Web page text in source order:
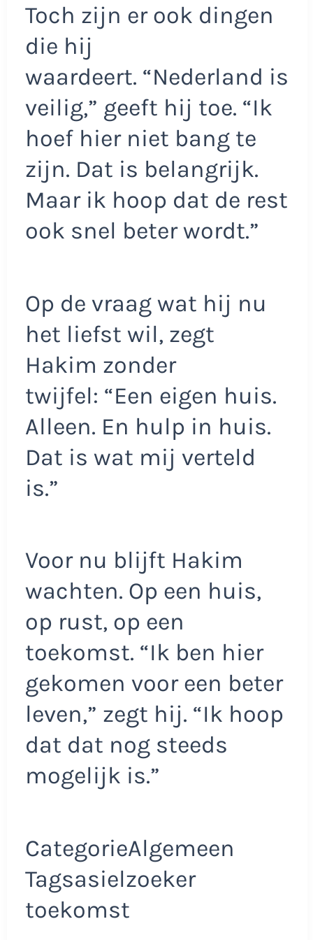
Toch zijn er ook dingen
die hij
waardeert. “Nederland is
veilig,” geeft hij toe. “Ik
hoef hier niet bang te
zijn. Dat is belangrijk.
Maar ik hoop dat de rest
ook snel beter wordt.”
Op de vraag wat hij nu
het liefst wil, zegt
Hakim zonder
twijfel: “Een eigen huis.
Alleen. En hulp in huis.
Dat is wat mij verteld
is.”
Voor nu blijft Hakim
wachten. Op een huis,
op rust, op een
toekomst. “Ik ben hier
gekomen voor een beter
leven,” zegt hij. “Ik hoop
dat dat nog steeds
mogelijk is.”
CategorieAlgemeen
Tagsasielzoeker
toekomst